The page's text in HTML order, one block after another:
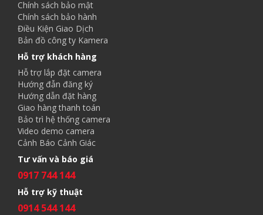
Chính sách bảo mật
Chính sách bảo hành
Điều Kiện Giao Dịch
Bản đồ công ty Kamera
Hỗ trợ khách hàng
Hỗ trợ lắp đặt camera
Hướng đẫn đăng ký
Hướng dẫn đặt hàng
Giao hàng thanh toán
Bảo trì hệ thống camera
Video demo camera
Cảnh Báo Cảnh Giác
Tư vấn và báo giá
0917 744 144
Hỗ trợ kỹ thuật
0914 544 144